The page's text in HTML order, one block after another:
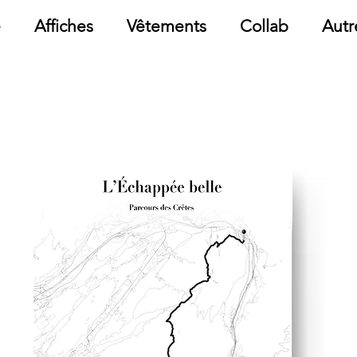
Affiches Vêtements Collab